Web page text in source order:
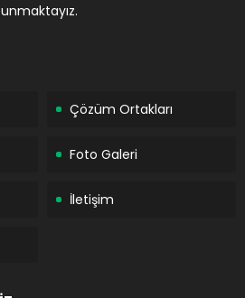
Çözüm Ortakları
Foto Galeri
İletişim